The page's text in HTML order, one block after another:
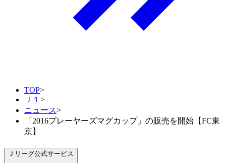
TOP>
Ｊ１ >
ニュース>
「2016プレーヤーズマグカップ」の販売を開始【FC東
京】
Ｊリーグ公式サービス